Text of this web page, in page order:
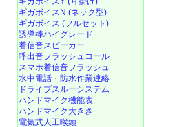
ギガボイスN (ネック型)
ギガボイス (フルセット)
誘導棒ハイグレード
着信音スピーカー
呼出音フラッシュコール
スマホ着信音フラッシュ
水中電話 ・ 防水作業連絡
ドライブスルーシステム
ハンドマイク機能表
ハンドマイク大きさ
電気式人工喉頭